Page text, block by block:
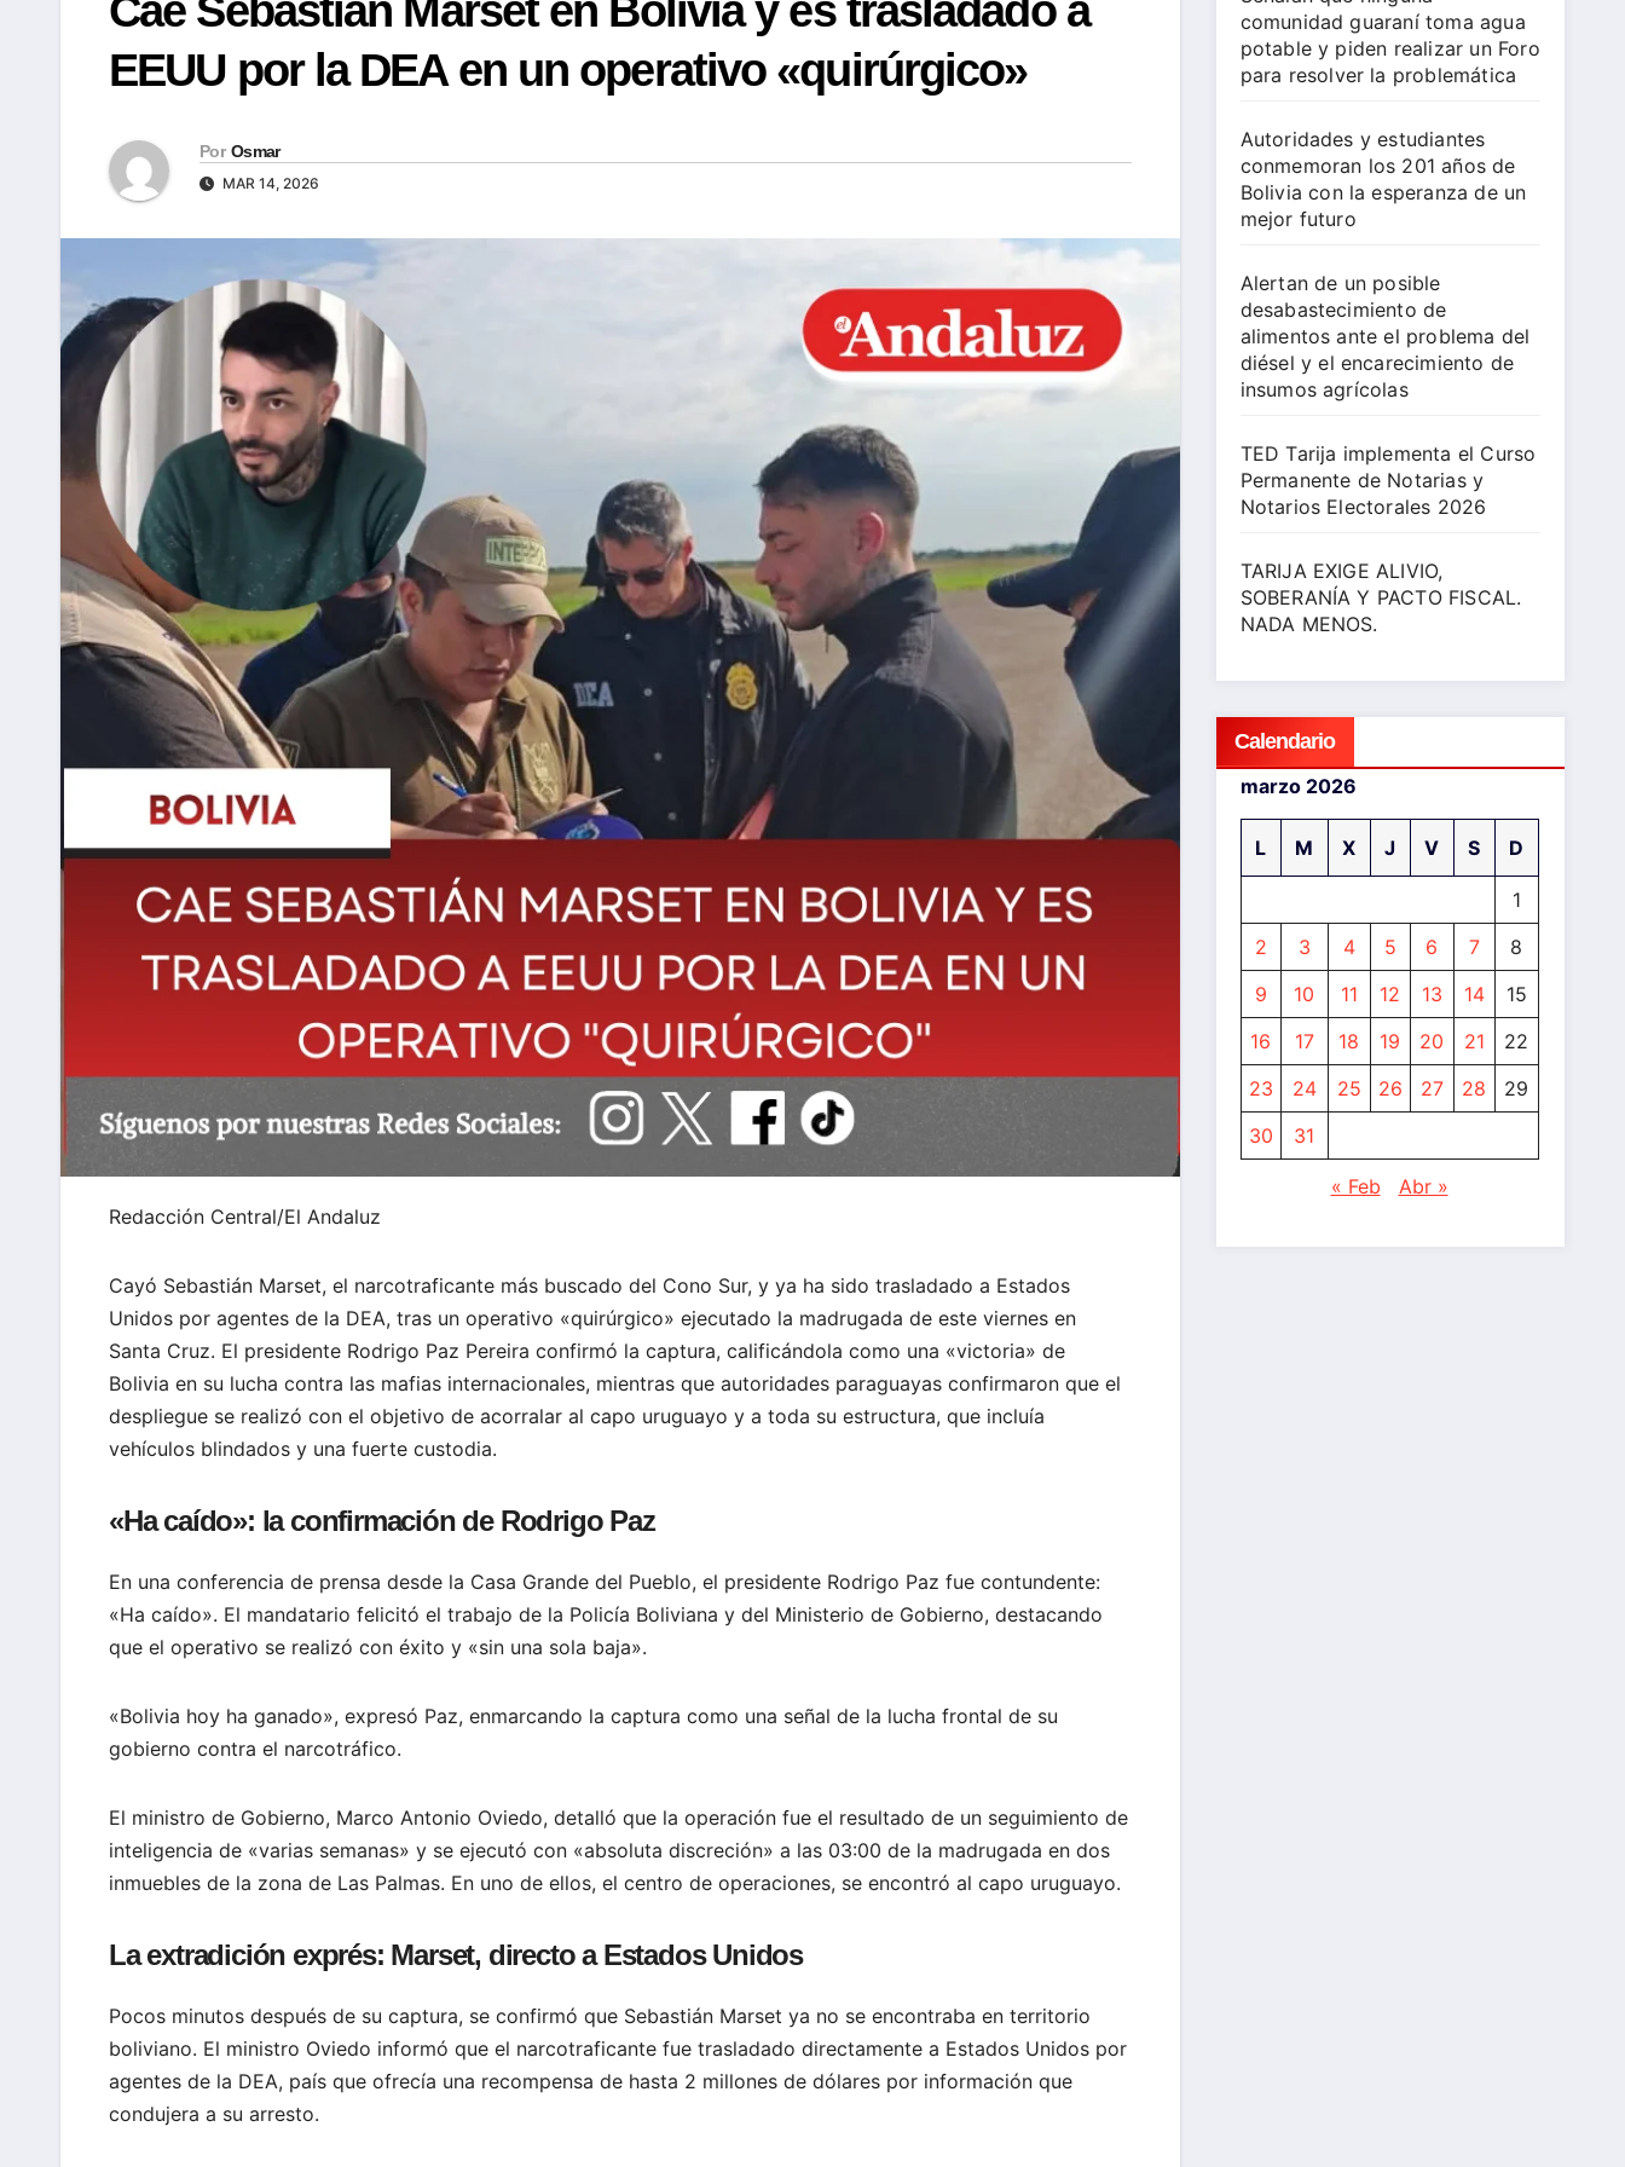
Cae Sebastián Marset en Bolivia y es trasladado a
EEUU por la DEA en un operativo «quirúrgico»
Por Osmar
MAR 14, 2026
Redacción Central/El Andaluz
Cayó Sebastián Marset, el narcotraficante más buscado del Cono Sur, y ya ha sido trasladado a Estados
Unidos por agentes de la DEA, tras un operativo «quirúrgico» ejecutado la madrugada de este viernes en
Santa Cruz. El presidente Rodrigo Paz Pereira confirmó la captura, calificándola como una «victoria» de
Bolivia en su lucha contra las mafias internacionales, mientras que autoridades paraguayas confirmaron que el
despliegue se realizó con el objetivo de acorralar al capo uruguayo y a toda su estructura, que incluía
vehículos blindados y una fuerte custodia.
«Ha caído»: la confirmación de Rodrigo Paz
En una conferencia de prensa desde la Casa Grande del Pueblo, el presidente Rodrigo Paz fue contundente:
«Ha caído». El mandatario felicitó el trabajo de la Policía Boliviana y del Ministerio de Gobierno, destacando
que el operativo se realizó con éxito y «sin una sola baja».
«Bolivia hoy ha ganado», expresó Paz, enmarcando la captura como una señal de la lucha frontal de su
gobierno contra el narcotráfico.
El ministro de Gobierno, Marco Antonio Oviedo, detalló que la operación fue el resultado de un seguimiento de
inteligencia de «varias semanas» y se ejecutó con «absoluta discreción» a las 03:00 de la madrugada en dos
inmuebles de la zona de Las Palmas. En uno de ellos, el centro de operaciones, se encontró al capo uruguayo.
La extradición exprés: Marset, directo a Estados Unidos
Pocos minutos después de su captura, se confirmó que Sebastián Marset ya no se encontraba en territorio
boliviano. El ministro Oviedo informó que el narcotraficante fue trasladado directamente a Estados Unidos por
agentes de la DEA, país que ofrecía una recompensa de hasta 2 millones de dólares por información que
condujera a su arresto.
comunidad guaraní toma agua
potable y piden realizar un Foro
para resolver la problemática
Autoridades y estudiantes
conmemoran los 201 años de
Bolivia con la esperanza de un
mejor futuro
Alertan de un posible
desabastecimiento de
alimentos ante el problema del
diésel y el encarecimiento de
insumos agrícolas
TED Tarija implementa el Curso
Permanente de Notarias y
Notarios Electorales 2026
TARIJA EXIGE ALIVIO,
SOBERANÍA Y PACTO FISCAL.
NADA MENOS.
Calendario
marzo 2026
L M X J V S D
1
2
3 4 5 6 7
8
9
10 11 12 13 14
15
16
17 18 19 20 21
22
23
24 25 26 27 28
29
30
31
« Feb Abr »